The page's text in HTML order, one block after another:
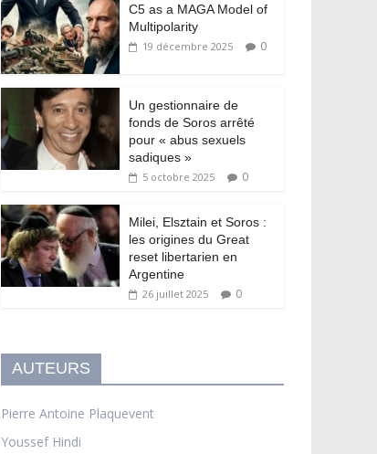
C5 as a MAGA Model of
Multipolarity
19 décembre 2025 0
Un gestionnaire de
fonds de Soros arrêté
pour « abus sexuels
sadiques »
5 octobre 2025 0
Milei, Elsztain et Soros :
les origines du Great
reset libertarien en
Argentine
26 juillet 2025 0
AUTEURS
Pierre Antoine Plaquevent
Youssef Hindi